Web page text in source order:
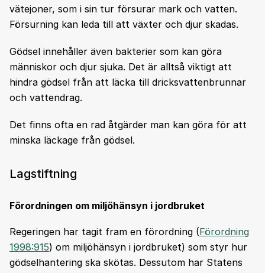
vätejoner, som i sin tur försurar mark och vatten.
Försurning kan leda till att växter och djur skadas.
Gödsel innehåller även bakterier som kan göra
människor och djur sjuka. Det är alltså viktigt att
hindra gödsel från att läcka till dricksvattenbrunnar
och vattendrag.
Det finns ofta en rad åtgärder man kan göra för att
minska läckage från gödsel.
Lagstiftning
Förordningen om miljöhänsyn i jordbruket
Regeringen har tagit fram en förordning (Förordning
1998:915) om miljöhänsyn i jordbruket) som styr hur
gödselhantering ska skötas. Dessutom har Statens